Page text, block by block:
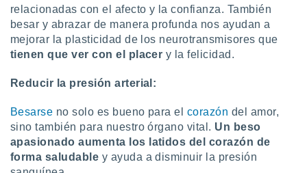
relacionadas con el afecto y la confianza. También
besar y abrazar de manera profunda nos ayudan a
mejorar la plasticidad de los neurotransmisores que
tienen que ver con el placer y la felicidad.
Reducir la presión arterial:
Besarse no solo es bueno para el corazón del amor,
sino también para nuestro órgano vital. Un beso
apasionado aumenta los latidos del corazón de
forma saludable y ayuda a disminuir la presión